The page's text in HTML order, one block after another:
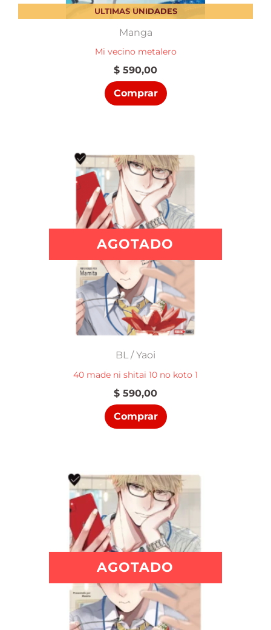
ULTIMAS UNIDADES
Manga
Mi vecino metalero
$ 590,00
Comprar
AGOTADO
BL / Yaoi
40 made ni shitai 10 no koto 1
$ 590,00
Comprar
AGOTADO